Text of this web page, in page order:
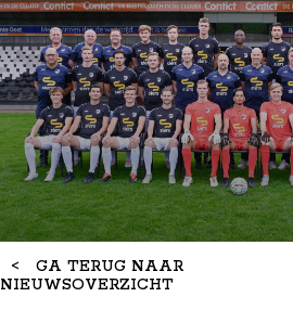
< GA TERUG NAAR
NIEUWSOVERZICHT